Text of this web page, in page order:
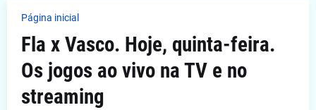
Página inicial
Fla x Vasco. Hoje, quinta-feira.
Os jogos ao vivo na TV e no
streaming